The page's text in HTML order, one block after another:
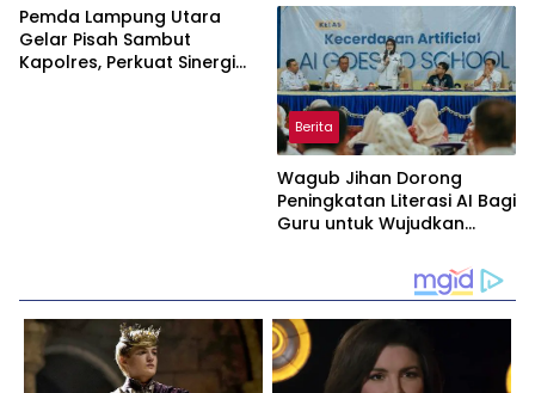
Masyarakat Minta Satgas
Lakukan Investigasi
Pemda Lampung Utara
Gelar Pisah Sambut
Kapolres, Perkuat Sinergi
Berita
Wagub Jihan Dorong
Peningkatan Literasi AI Bagi
Guru untuk Wujudkan